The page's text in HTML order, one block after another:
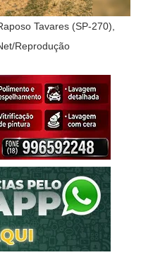
Tavares (SP-270),
Reprodução